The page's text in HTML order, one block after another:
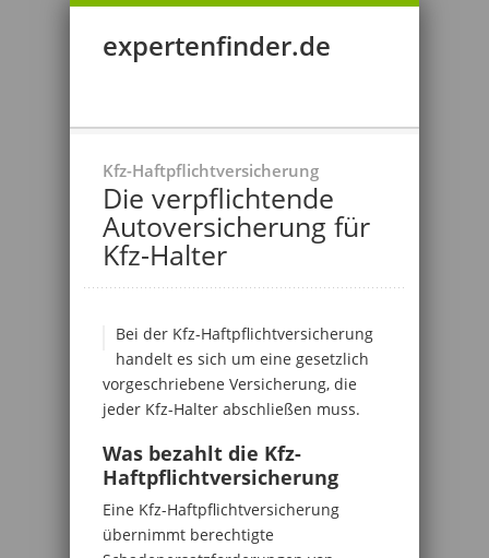
expertenfinder.de
Kfz-Haftpflichtversicherung
Die verpflichtende
Autoversicherung für
Kfz-Halter
Bei der Kfz-Haftpflichtversicherung
handelt es sich um eine gesetzlich
vorgeschriebene Versicherung, die
jeder Kfz-Halter abschließen muss.
Was bezahlt die Kfz-
Haftpflichtversicherung
Eine Kfz-Haftpflichtversicherung
übernimmt berechtigte